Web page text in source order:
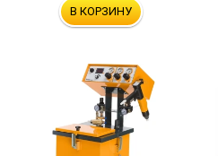
В КОРЗИНУ